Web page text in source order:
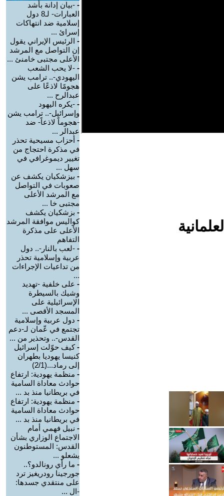
- -بيان إدانة بأشد
العبارات- لـ8 دول
إسلامية ضد انتهاكات
إسرائ ...
- الرئيس الإيراني يقول
إن التواصل مع المرشد
الأعلى مجتبى خامنئ ...
- -لا يحب الشعب
اليهودي-.. ترامب يشن
هجومًا لاذعًا على
عبدالرح ...
- -يكره اليهود
وإسرائيل-.. ترامب يشن
-هجوماً لاذعاً- ضد
عبدالر ...
- أحزاب مسيحية تحذر
في مذكرة احتجاج من
تغيير ديموغرافي في
سهل ...
- بيزشكيان يكشف عن
صعوبات في التواصل
مع المرشد الأعلى
مجتبى خا ...
- بزشكيان يكشف
كواليس موافقة المرشد
الأعلى على مذكرة
التفاهم
- -لعب بالنار-.. دول
عربية وإسلامية تحذر
من تداعيات الإجراءات
...
- على خلفية -تهديد
وشيك بالسيطرة
الإسرائيلية على
المسجد الأقصى ...
- دول عربية وإسلامية
تجتمع في عّمان لـ-دعم
القدس-.. وتحذير من ...
-كيف حوّلت إسرائيل
كنيسا يهوديا بطهران
إلى رماد...(2/1)
- منظمة يهودية: ارتفاع
حوادث معاداة السامية
في بريطانيا منذ بد ...
- منظمة يهودية: ارتفاع
حوادث معاداة السامية
في بريطانيا منذ بد ...
- نبيل فهمي أمام
الاجتماع الوزاري بشأن
القدس: المستوطنون
يشعلو ...
- ما رأي رونالدو؟..
جورجينا رودريغيز ترد
على منتقدي جسدها:
-ال ...